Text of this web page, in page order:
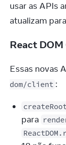
usar as APIs
atualizam
React
Essas novas
dom/client :
para